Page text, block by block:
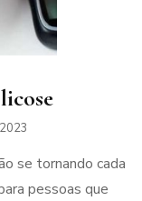
se tornando cada
pessoas que